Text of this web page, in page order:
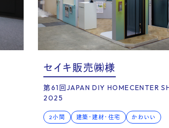
セイキ販売㈱様
第61回JAPAN DIY HOMECENTER
2025
2小間 建築・建材・住宅 かわいい